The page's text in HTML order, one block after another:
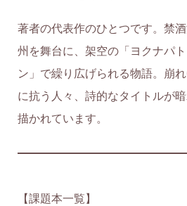
著者の代表作のひとつです。禁
州を舞台に、架空の「ヨクナパ
ン」で繰り広げられる物語。崩
に抗う人々、詩的なタイトルが
描かれています。
【課題本一覧】